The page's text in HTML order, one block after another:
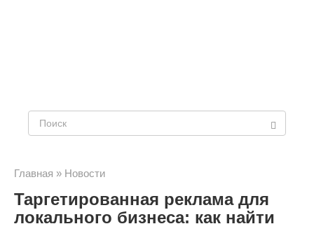
Главная » Новости
Таргетированная реклама для
локального бизнеса: как найти